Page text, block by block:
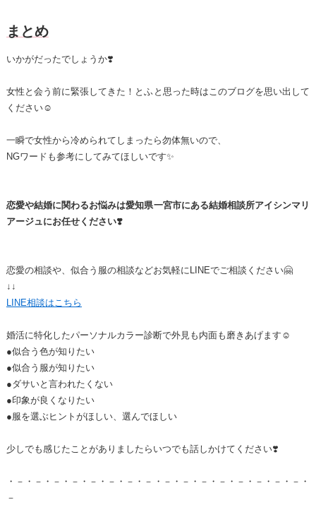
まとめ
いかがだったでしょうか❣️
女性と会う前に緊張してきた！とふと思った時はこのブログを思い出して
ください☺️
一瞬で女性から冷められてしまったら勿体無いので、
NGワードも参考にしてみてほしいです✨
恋愛や結婚に関わるお悩みは愛知県一宮市にある結婚相談所アイシンマリ
アージュにお任せください❣️
恋愛の相談や、似合う服の相談などお気軽にLINEでご相談ください🤗
↓↓
LINE相談はこちら
婚活に特化したパーソナルカラー診断で外見も内面も磨きあげます☺️
●似合う色が知りたい
●似合う服が知りたい
●ダサいと言われたくない
●印象が良くなりたい
●服を選ぶヒントがほしい、選んでほしい
少しでも感じたことがありましたらいつでも話しかけてください❣️
・－・－・－・－・－・－・－・－・－・－・－・－・－・－・－・－・
－